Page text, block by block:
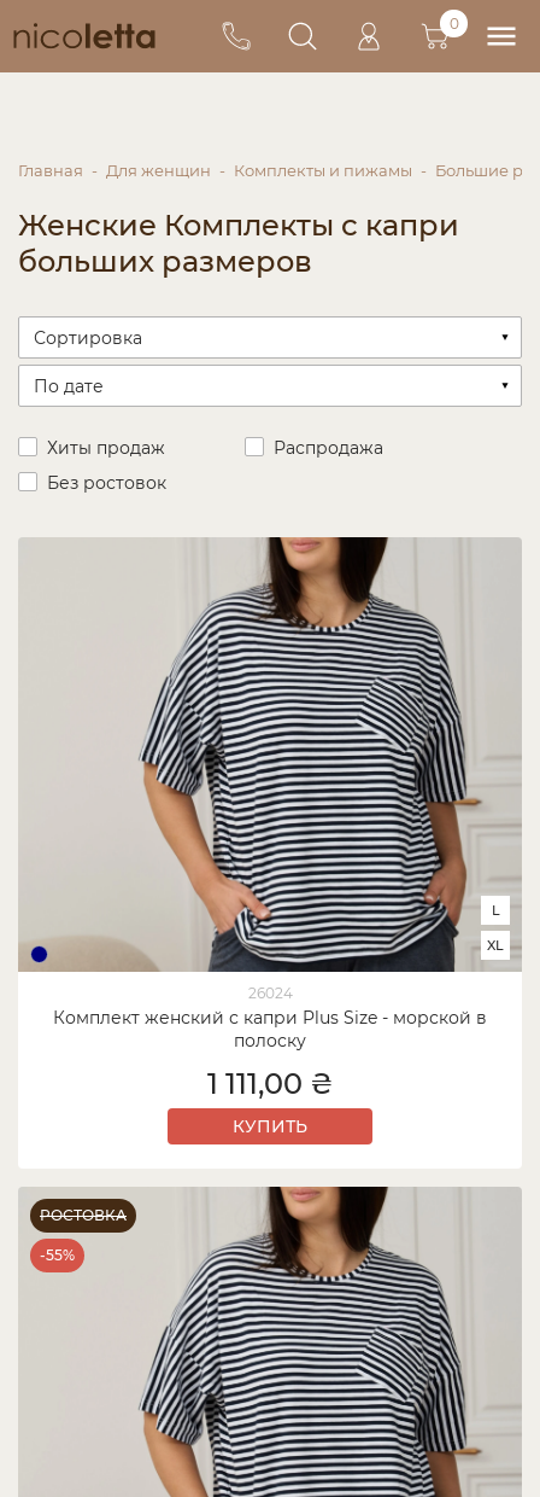
0
Главная Для женщин Комплекты и пижамы Большие
Женские Комплекты с капри
больших размеров
Хиты продаж
Распродажа
Без ростовок
26024
Комплект женский с капри Plus Size - морской в
полоску
L
XL
1 111,00 ₴
КУПИТЬ
РОСТОВКА
-55%